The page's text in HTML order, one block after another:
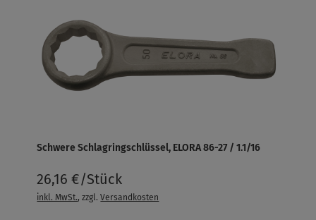
Schwere Schlagringschlüssel, ELORA 86-27 / 1.1/16
26,16 €/Stück
inkl. MwSt., zzgl.Versandkosten